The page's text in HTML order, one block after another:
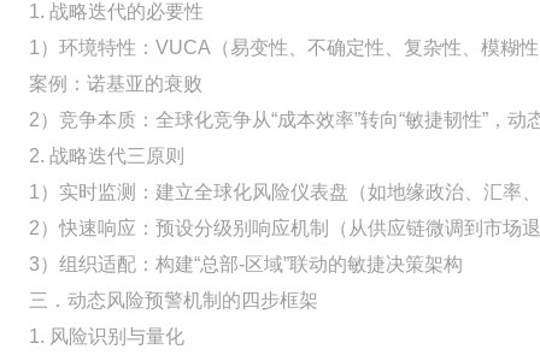
1. 战略迭代的必要性
1）环境特性：VUCA（易变性、不确定性、复杂性、模糊
案例：诺基亚的衰败
2）竞争本质：全球化竞争从“成本效率”转向“敏捷韧性”，动
2. 战略迭代三原则
1）实时监测：建立全球化风险仪表盘（如地缘政治、汇率
2）快速响应：预设分级别响应机制（从供应链微调到市场
3）组织适配：构建“总部-区域”联动的敏捷决策架构
三．动态风险预警机制的四步框架
1. 风险识别与量化